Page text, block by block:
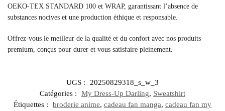
OEKO-TEX STANDARD 100 et WRAP, garantissant l’absence de
substances nocives et une production éthique et responsable.
Offrez-vous le meilleur de la qualité et du confort avec nos produits
premium, conçus pour durer et vous satisfaire pleinement.
UGS :
20250829318_s_w_3
Catégories :
My Dress-Up Darling, Sweatshirt
Étiquettes :
broderie anime, cadeau fan manga, cadeau fan my